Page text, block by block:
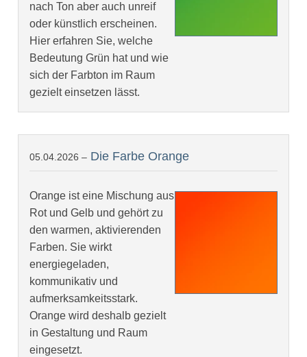
nach Ton aber auch unreif
oder künstlich erscheinen.
Hier erfahren Sie, welche
Bedeutung Grün hat und wie
sich der Farbton im Raum
gezielt einsetzen lässt.
05.04.2026 – Die Farbe Orange
Orange ist eine Mischung aus
Rot und Gelb und gehört zu
den warmen, aktivierenden
Farben. Sie wirkt
energiegeladen,
kommunikativ und
aufmerksamkeitsstark.
Orange wird deshalb gezielt
in Gestaltung und Raum
eingesetzt.